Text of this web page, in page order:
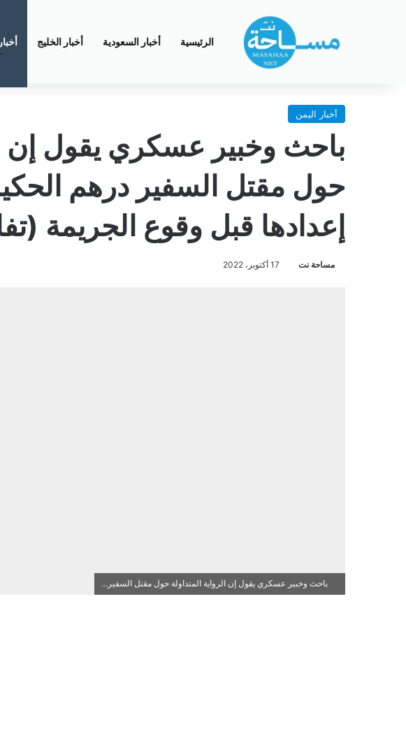
الرئيسية أخبار السعودية أخبار الخليج
أخبار اليمن
باحث وخبير عسكري يقول إن
حول مقتل السفير درهم
إعدادها قبل وقوع الجريمة
مساحة نت 17 أكتوبر، 2022
باحث وخبير عسكري يقول إن الرواية المتداولة حول مقتل السفير...